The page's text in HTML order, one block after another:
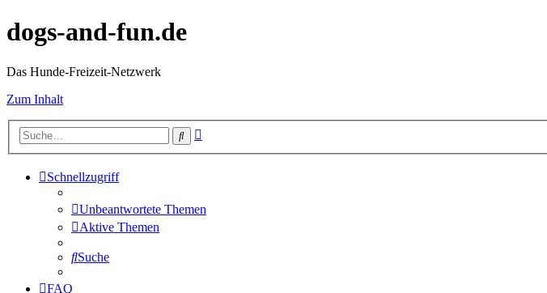
dogs-and-fun.de
Das Hunde-Freizeit-Netzwerk
Zum Inhalt
Suche
Schnellzugriff
Unbeantwortete Themen
Aktive Themen
Suche
FAQ